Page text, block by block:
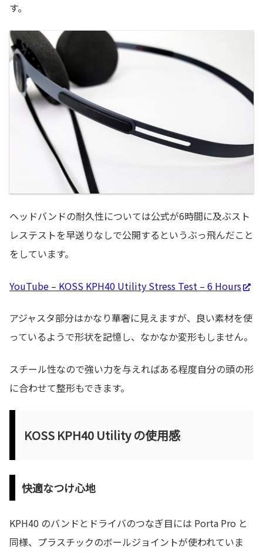
す。
ヘッドバンドの耐久性については公式が6時間に及ぶスト
レステストを早送りなしで公開するというぶっ飛んだこと
をしています。
YouTube – KOSS KPH40 Utility Stress Test – 6 Hours
アジャスタ部分はかなり華奢に見えますが、良い素材を使
っているようで形状を記憶し、なかなか変形もしません。
スチール性なので強い力を与えればある程度自分の頭の形
に合わせて整形もできます。
KOSS KPH40 Utility の使用感
快適なつけ心地
KPH40 のバンドとドライバのつなぎ目には Porta Pro と
同様、プラスチックのボールジョイントが使われていま